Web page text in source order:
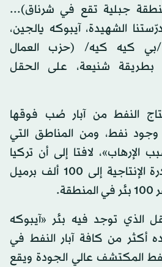
جبلية تقع في شرناق)...
الشهيدة، آيبوكه يالجين،
/بي كيه كيه/ (حزب العمال
بطريقة شنيعة، على الحقل
النفط من آبار صُب فوقها
وجود نفط، ومن المناطق التي
الإرهاب»، لافتا إلى أن تركيا
ستتمكن من رفع القدرة الإنتاجية إلى 100 ألف برميل
الذي توجد فيه بئر «آيبوكه
وحده أكثر من كافة آبار النفط في
المكتشف عالي الجودة ويقع